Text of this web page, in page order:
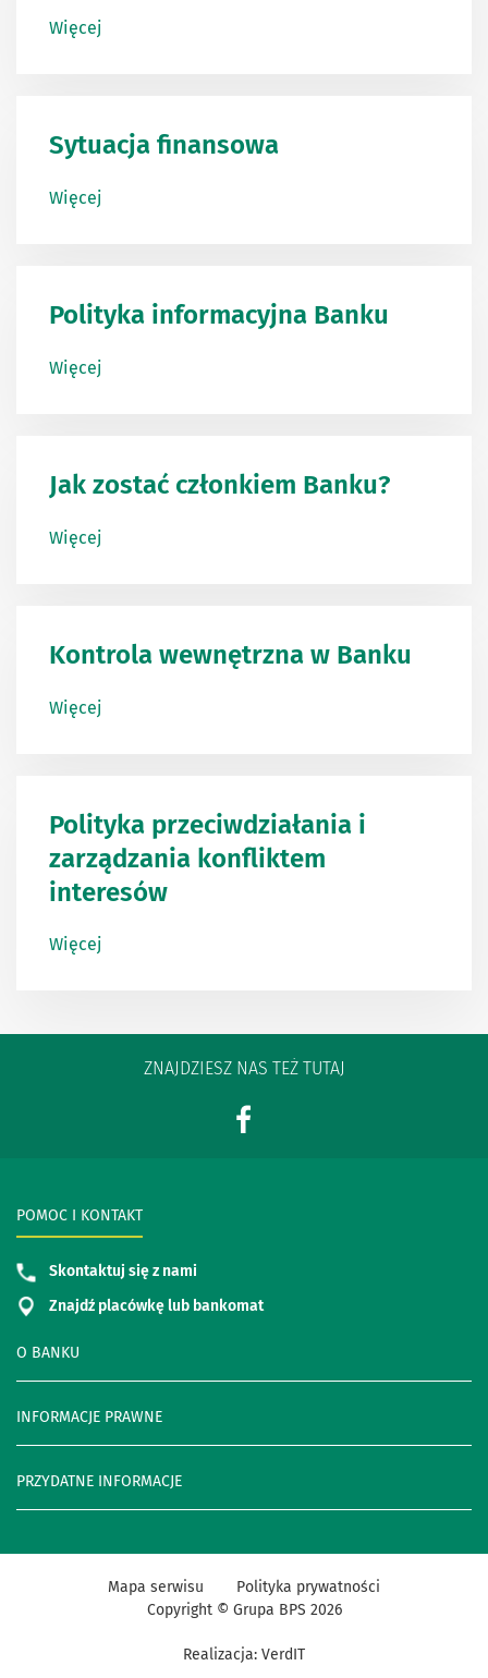
Więcej
Sytuacja finansowa
Więcej
Polityka informacyjna Banku
Więcej
Jak zostać członkiem Banku?
Więcej
Kontrola wewnętrzna w Banku
Więcej
Polityka przeciwdziałania i
zarządzania konfliktem
interesów
Więcej
ZNAJDZIESZ NAS TEŻ TUTAJ
O BANKU
INFORMACJE PRAWNE
PRZYDATNE INFORMACJE
POMOC I KONTAKT
Skontaktuj się z nami
Znajdź placówkę lub bankomat
Realizacja: VerdIT
Mapa serwisu
Polityka prywatności
Copyright © Grupa BPS 2026